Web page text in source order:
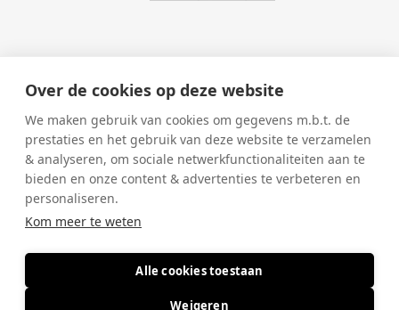
Over de cookies op deze website
We maken gebruik van cookies om gegevens m.b.t. de
prestaties en het gebruik van deze website te verzamelen
& analyseren, om sociale netwerkfunctionaliteiten aan te
bieden en onze content & advertenties te verbeteren en
personaliseren.
Kom meer te weten
Alle cookies toestaan
Weigeren
KLANTENSERVICE
Onze winkels
Verkoopsvoorwaarden
BTW BE 0428.199.867